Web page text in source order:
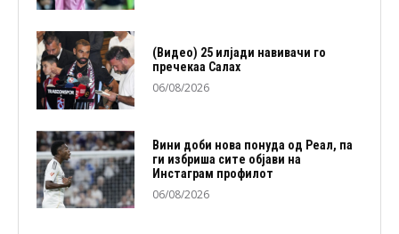
(Видео) 25 илјади навивачи го
пречекаа Салах
06/08/2026
Вини доби нова понуда од Реал, па
ги избриша сите објави на
Инстаграм профилот
06/08/2026